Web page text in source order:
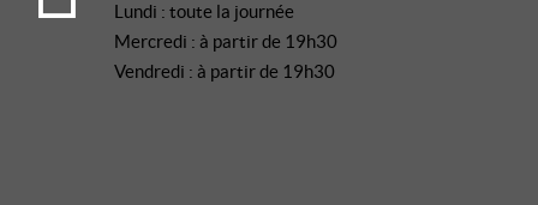
Lundi : toute la journée
Mercredi : à partir de 19h30
Vendredi : à partir de 19h30